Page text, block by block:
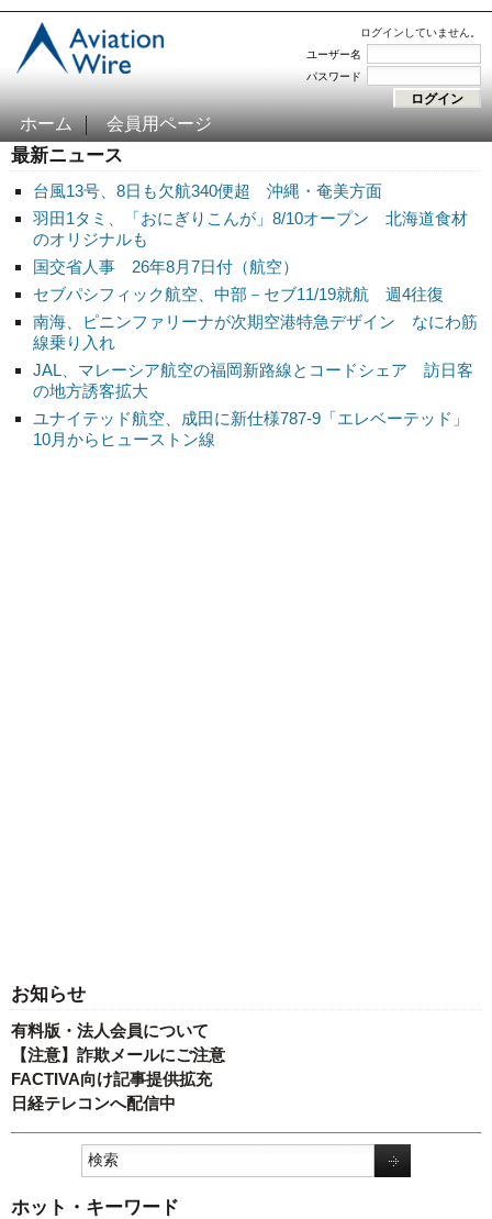
ログインしていません。
ユーザー名
パスワード
ホーム 会員用ページ
最新ニュース
台風13号、8日も欠航340便超 沖縄・奄美方面
羽田1タミ、「おにぎりこんが」8/10オープン 北海道食材
のオリジナルも
国交省人事 26年8月7日付（航空）
セブパシフィック航空、中部－セブ11/19就航 週4往復
南海、ピニンファリーナが次期空港特急デザイン なにわ筋
線乗り入れ
JAL、マレーシア航空の福岡新路線とコードシェア 訪日客
の地方誘客拡大
ユナイテッド航空、成田に新仕様787-9「エレベーテッド」
10月からヒューストン線
お知らせ
有料版・法人会員について
【注意】詐欺メールにご注意
FACTIVA向け記事提供拡充
日経テレコンへ配信中
ホット・キーワード